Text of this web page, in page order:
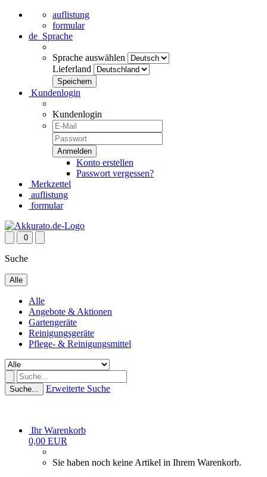
auflistung
formular
de Sprache
Sprache auswählen
Lieferland
Kundenlogin
Kundenlogin
Konto erstellen
Passwort vergessen?
Merkzettel
auflistung
formular
0
Suche
Alle
Alle
Angebote & Aktionen
Gartengeräte
Reinigungsgeräte
Pflege- & Reinigungsmittel
Suche... Erweiterte Suche
Ihr Warenkorb
0,00 EUR
Sie haben noch keine Artikel in Ihrem Warenkorb.